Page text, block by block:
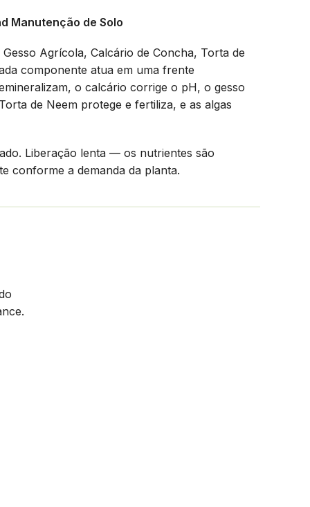
Manutenção de Solo
Agrícola, Calcário de Concha, Torta de
componente atua em uma frente
o calcário corrige o pH, o gesso
de Neem protege e fertiliza, e as algas
Liberação lenta — os nutrientes são
conforme a demanda da planta.